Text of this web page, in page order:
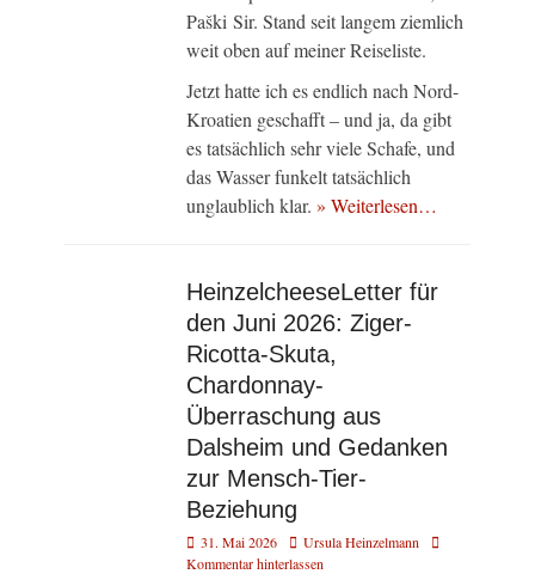
Paški Sir. Stand seit langem ziemlich
weit oben auf meiner Reiseliste.
Jetzt hatte ich es endlich nach Nord-
Kroatien geschafft – und ja, da gibt
es tatsächlich sehr viele Schafe, und
das Wasser funkelt tatsächlich
unglaublich klar. » Weiterlesen…
HeinzelcheeseLetter für
den Juni 2026: Ziger-
Ricotta-Skuta,
Chardonnay-
Überraschung aus
Dalsheim und Gedanken
zur Mensch-Tier-
Beziehung
Veröffentlicht
am
31. Mai 2026 AutorUrsula Heinzelmann
Kommentar hinterlassen